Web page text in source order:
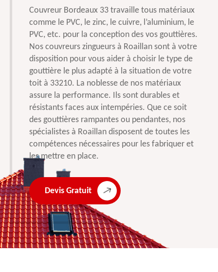
Couvreur Bordeaux 33 travaille tous matériaux
comme le PVC, le zinc, le cuivre, l’aluminium, le
PVC, etc. pour la conception des vos gouttières.
Nos couvreurs zingueurs à Roaillan sont à votre
disposition pour vous aider à choisir le type de
gouttière le plus adapté à la situation de votre
toit à 33210. La noblesse de nos matériaux
assure la performance. Ils sont durables et
résistants faces aux intempéries. Que ce soit
des gouttières rampantes ou pendantes, nos
spécialistes à Roaillan disposent de toutes les
compétences nécessaires pour les fabriquer et
les mettre en place.
Devis Gratuit